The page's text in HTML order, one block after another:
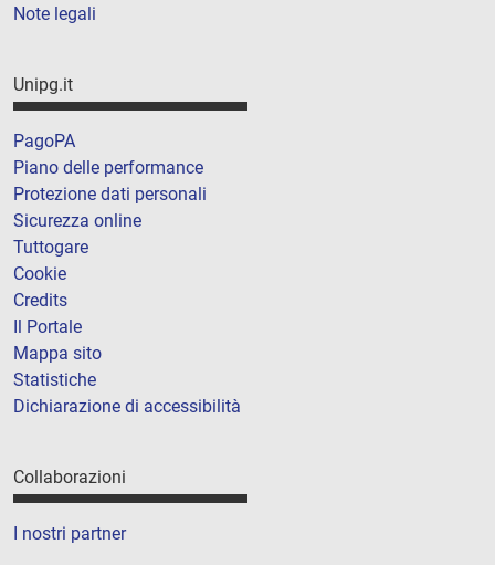
Note legali
Unipg.it
PagoPA
Piano delle performance
Protezione dati personali
Sicurezza online
Tuttogare
Cookie
Credits
Il Portale
Mappa sito
Statistiche
Dichiarazione di accessibilità
Collaborazioni
I nostri partner